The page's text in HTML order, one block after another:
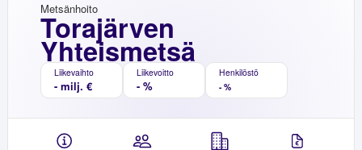
Torajärven
Yhteismetsä
Metsänhoito
Liikevaihto
- milj. €
Liikevoitto
- %
Henkilöstö
- %